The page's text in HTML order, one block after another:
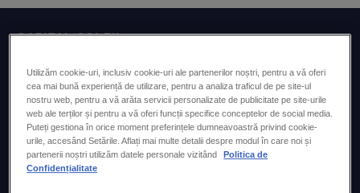
CAPITAL SOLEIL
TIP DE PRODUS
Cremă de protecție solară
NEVOI
Protecție solară pentru față
Protecție solară zilnică
SPF50 / SPF50+
Utilizăm cookie-uri, inclusiv cookie-uri ale partenerilor noștri, pentru a vă oferi
cea mai bună experiență de utilizare, pentru a analiza traficul de pe site-ul
nostru web, pentru a vă arăta servicii personalizate de publicitate pe site-urile
web ale terților și pentru a vă oferi funcții specifice conceptelor de social media.
Puteți gestiona în orice moment preferințele dumneavoastră privind cookie-
urile, accesând Setările. Aflați mai multe detalii despre modul în care noi și
partenerii noștri utilizăm datele personale vizitând
Politica de
Confidențialitate